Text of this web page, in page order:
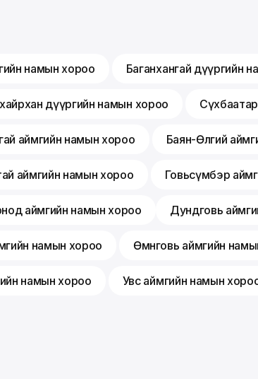
намын хороо Баганхангай дүүргийн
дүүргийн намын хороо
аймгийн намын хороо Баян-Өлгий
аймгийн намын хороо Говьсүмбэр
аймгийн намын хороо Дундговь
намын хороо Өмнөговь аймгийн
намын хороо Увс аймгийн намын